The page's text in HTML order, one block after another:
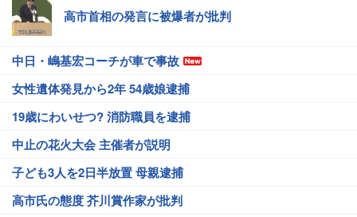
高市首相の発言に被爆者が批判
中日・嶋基宏コーチが車で事故
女性遺体発見から2年 54歳娘逮捕
19歳にわいせつ? 消防職員を逮捕
中止の花火大会 主催者が説明
子ども3人を2日半放置 母親逮捕
高市氏の態度 芥川賞作家が批判